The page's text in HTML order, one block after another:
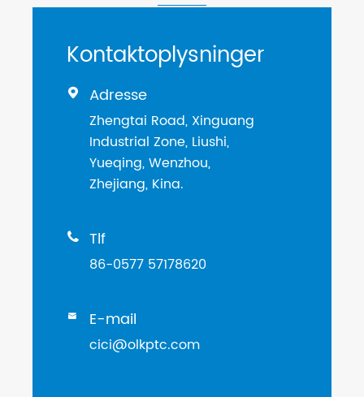
Kontaktoplysninger
 Adresse
Zhengtai Road, Xinguang
Industrial Zone, Liushi,
Yueqing, Wenzhou,
Zhejiang, Kina.
 Tlf
86-0577 57178620
 E-mail
cici@olkptc.com